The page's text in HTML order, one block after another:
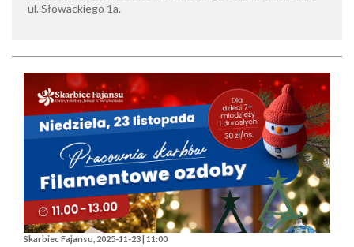
ul. Słowackiego 1a.
Skarbiec Fajansu, 2025-11-23 | 11:00